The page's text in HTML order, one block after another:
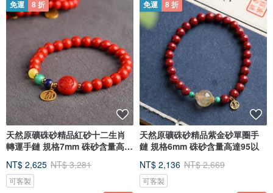
免運 8 折
天然原礦硃砂精品紅砂十二生肖
轉運手鏈 規格7mm 硃砂含量高
NT$ 2,625 NT$ 3,281
可客製
免運 8 折
天然原礦硃砂精品紫金砂單圈手
鏈 規格6mm 硃砂含量高達95以
NT$ 2,136 NT$ 2,669
可客製